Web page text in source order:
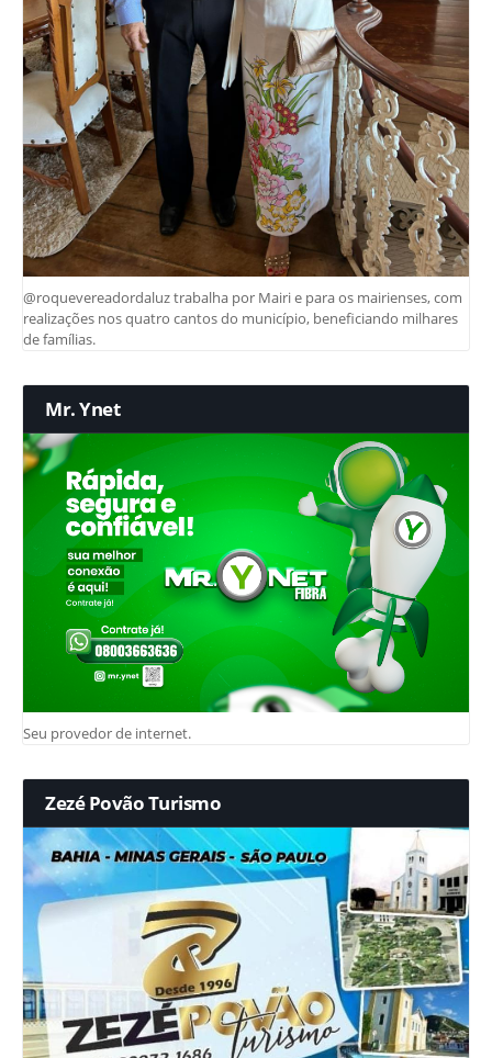
@roquevereadordaluz trabalha por Mairi e para os mairienses, com
realizações nos quatro cantos do município, beneficiando milhares
de famílias.
Mr. Ynet
Seu provedor de internet.
Zezé Povão Turismo